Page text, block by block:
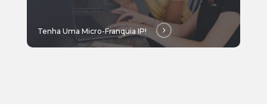
Tenha Uma Micro-Franquia IP!